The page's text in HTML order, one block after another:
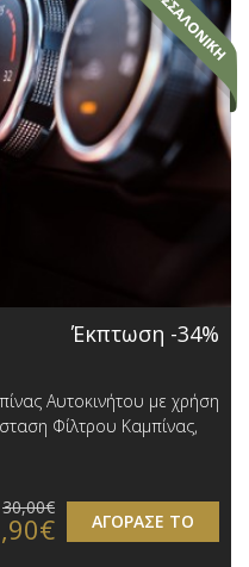
Έκπτωση -34%
Αυτοκινήτου με χρήση
Φίλτρου Καμπίνας,
ΑΓΟΡΑΣΕ ΤΟ
30,00€